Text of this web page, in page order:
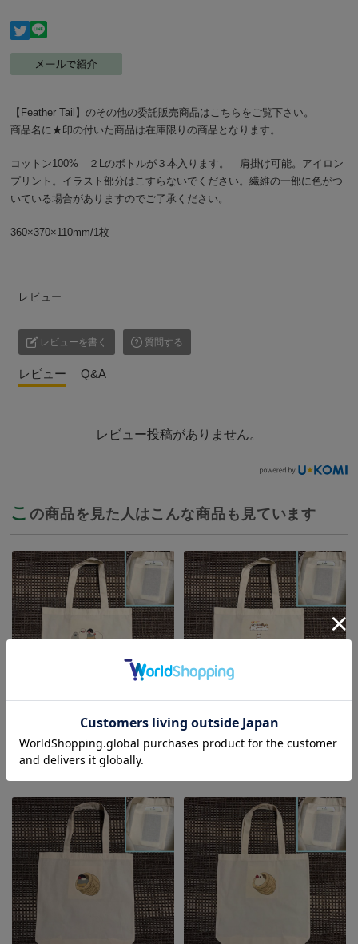
【Feather Tail】のその他の委託販売商品はこちらをご覧下さい。
商品名に★印の付いた商品は在庫限りの商品となります。
コットン100% ２Lのボトルが３本入ります。 肩掛け可能。アイロン
プリント。イラスト部分はこすらないでください。繊維の一部に色がつ
いている場合がありますのでご了承ください。
360×370×110mm/1枚
レビュー
レビューを書く 質問する
レビュー Q&A
レビュー投稿がありません。
こ の商品を見た人はこんな商品も見ています
【Feather Tail】内ポケット付エ
コバッグ３/文鳥・家族
¥880(税込)
【Feather Tail】 内ポケット付
きエコバッグ5/十姉妹